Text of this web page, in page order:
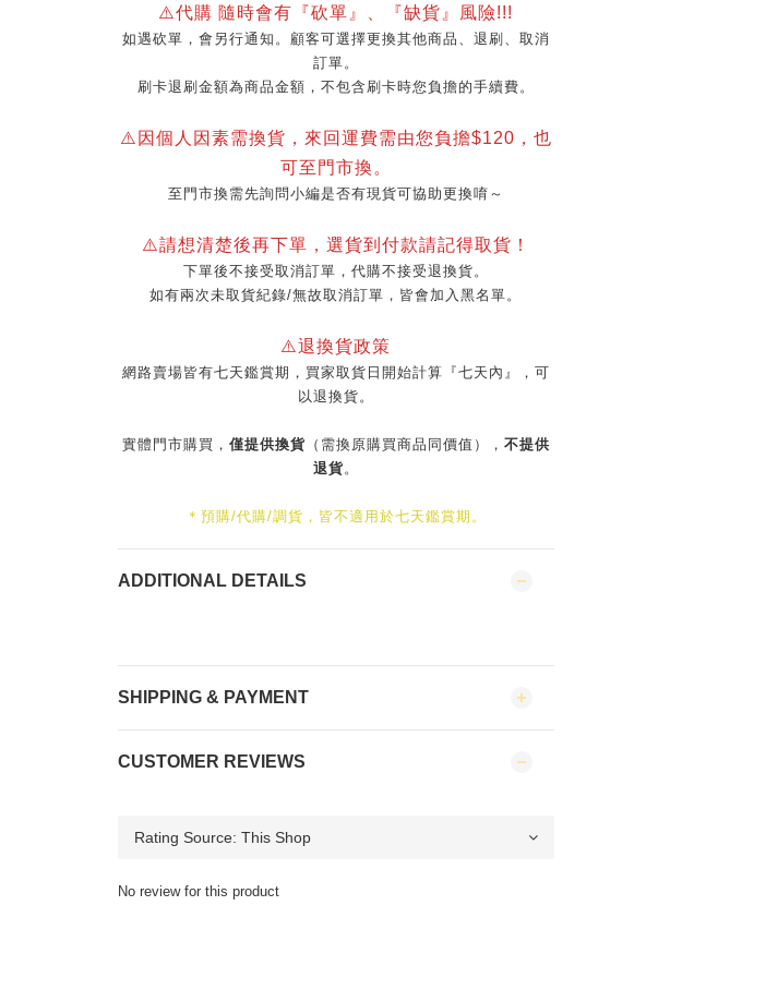
⚠️代購 隨時會有『砍單』、『缺貨』風險!!!
如遇砍單，會另行通知。顧客可選擇更換其他商品、退刷、取消
訂單。
刷卡退刷金額為商品金額，不包含刷卡時您負擔的手續費。
⚠️因個人因素需換貨，來回運費需由您負擔$120，也
可至門市換。
至門市換需先詢問小編是否有現貨可協助更換唷～
⚠️請想清楚後再下單，選貨到付款請記得取貨！
下單後不接受取消訂單，代購不接受退換貨。
如有兩次未取貨紀錄/無故取消訂單，皆會加入黑名單。
⚠️退換貨政策
網路賣場皆有七天鑑賞期，買家取貨日開始計算『七天內』，可
以退換貨。
實體門市購買， 僅提供換貨（需換原購買商品同價值）， 不提供
退貨。
＊預購/代購/調貨，皆不適用於七天鑑賞期。
ADDITIONAL DETAILS
SHIPPING & PAYMENT
CUSTOMER REVIEWS
No review for this product